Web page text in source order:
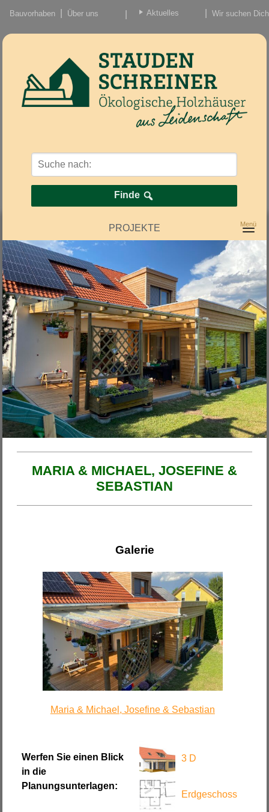
Bauvorhaben Über uns
Aktuelles
Nachrichten/Einzug
Wir suchen
Finde
PROJEKTE
Unsere Projekte
2026
Haus am Ende der Rosengasse
Anbau Michl
Anbau Handfest
Haus Wirth - Großkinsky
Haus Franzi
MARIA & MICHAEL, JOSEFINE &
SEBASTIAN
Galerie
Maria & Michael, Josefine & Sebastian
Werfen Sie einen Blick
in die
Planungsunterlagen:
3 D
Erdgeschoss